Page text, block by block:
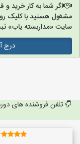
اگر شما به کار خرید و
مشغول هستید با کلیک
سایت «مداربسته یاب»
درج
تلفن فروشنده های